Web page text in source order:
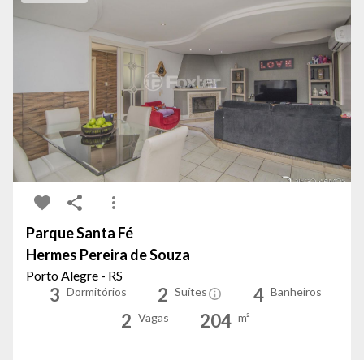
Parque Santa Fé
Hermes Pereira de Souza
Porto Alegre - RS
3 Dormitórios 2 Suítes 4 Banheiros
2 Vagas 204 m²